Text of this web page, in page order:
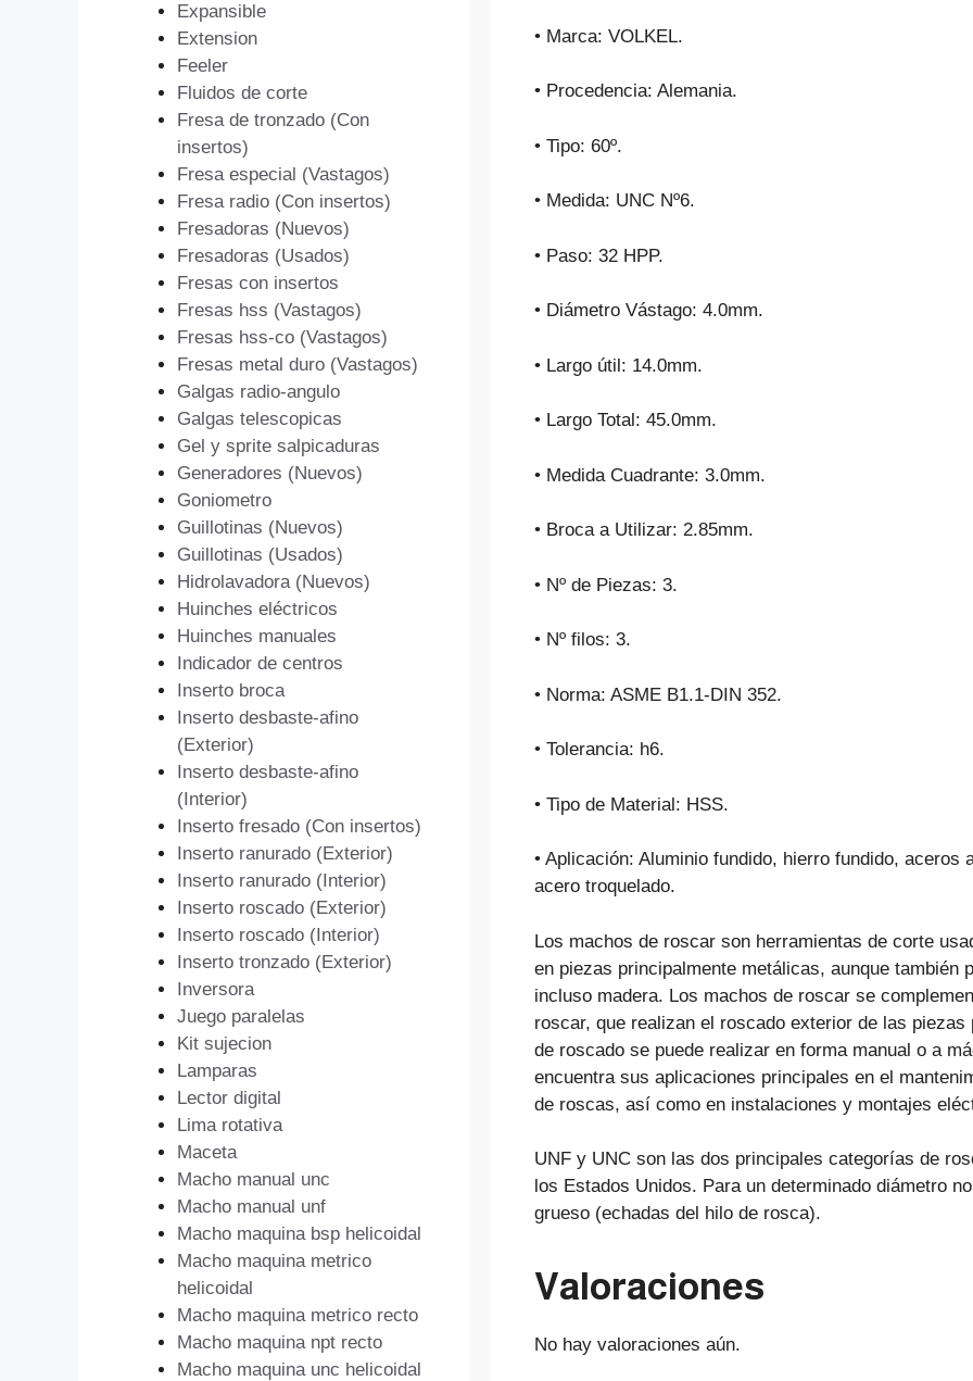
• Marca: VOLKEL.
• Procedencia: Alemania.
• Tipo: 60º.
• Medida: UNC Nº6.
• Paso: 32 HPP.
• Diámetro Vástago: 4.0mm.
• Largo útil: 14.0mm.
• Largo Total: 45.0mm.
• Medida Cuadrante: 3.0mm.
• Broca a Utilizar: 2.85mm.
• Nº de Piezas: 3.
• Nº filos: 3.
• Norma: ASME B1.1-DIN 352.
• Tolerancia: h6.
• Tipo de Material: HSS.
• Aplicación: Aluminio fundido, hierro fundido, aceros
acero troquelado.
Los machos de roscar son herramientas de corte
en piezas principalmente metálicas, aunque también
incluso madera. Los machos de roscar se
roscar, que realizan el roscado exterior de las
de roscado se puede realizar en forma manual o a
encuentra sus aplicaciones principales en el
de roscas, así como en instalaciones y montajes
UNF y UNC son las dos principales categorías de
los Estados Unidos. Para un determinado diámetro
grueso (echadas del hilo de rosca).
Valoraciones
No hay valoraciones aún.
Expansible
Extension
Feeler
Fluidos de corte
Fresa de tronzado (Con
insertos)
Fresa especial (Vastagos)
Fresa radio (Con insertos)
Fresadoras (Nuevos)
Fresadoras (Usados)
Fresas con insertos
Fresas hss (Vastagos)
Fresas hss-co (Vastagos)
Fresas metal duro (Vastagos)
Galgas radio-angulo
Galgas telescopicas
Gel y sprite salpicaduras
Generadores (Nuevos)
Goniometro
Guillotinas (Nuevos)
Guillotinas (Usados)
Hidrolavadora (Nuevos)
Huinches eléctricos
Huinches manuales
Indicador de centros
Inserto broca
Inserto desbaste-afino
(Exterior)
Inserto desbaste-afino
(Interior)
Inserto fresado (Con insertos)
Inserto ranurado (Exterior)
Inserto ranurado (Interior)
Inserto roscado (Exterior)
Inserto roscado (Interior)
Inserto tronzado (Exterior)
Inversora
Juego paralelas
Kit sujecion
Lamparas
Lector digital
Lima rotativa
Maceta
Macho manual unc
Macho manual unf
Macho maquina bsp helicoidal
Macho maquina metrico
helicoidal
Macho maquina metrico recto
Macho maquina npt recto
Macho maquina unc helicoidal